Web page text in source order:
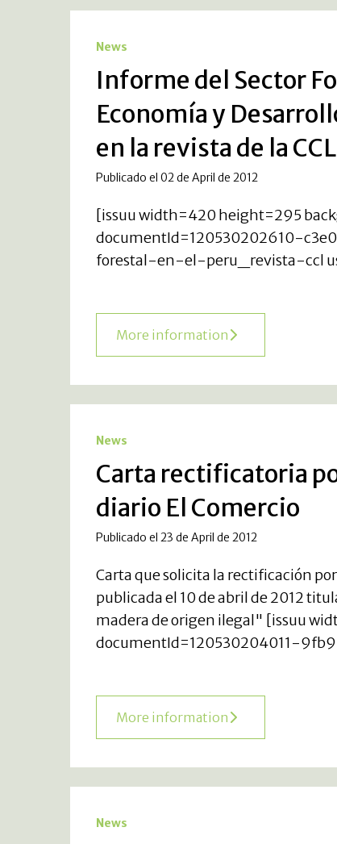
News
Informe del Sector
Economía y
en la revista de la
Publicado el 02 de April de 2012
[issuu width=420 height=295
documentId=120530202610-
forestal-en-el-peru_revista-ccl
More information
News
Carta rectificatoria
diario El Comercio
Publicado el 23 de April de 2012
Carta que solicita la rectificación
publicada el 10 de abril de 2012
madera de origen ilegal" [issuu
documentId=120530204011-
More information
News